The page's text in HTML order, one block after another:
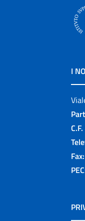
I
C.F.
Fax: